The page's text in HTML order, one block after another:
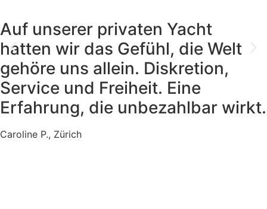
Auf unserer privaten Yacht
hatten wir das Gefühl, die Welt
gehöre uns allein. Diskretion,
Service und Freiheit. Eine
Erfahrung, die unbezahlbar wirkt.
Caroline P., Zürich